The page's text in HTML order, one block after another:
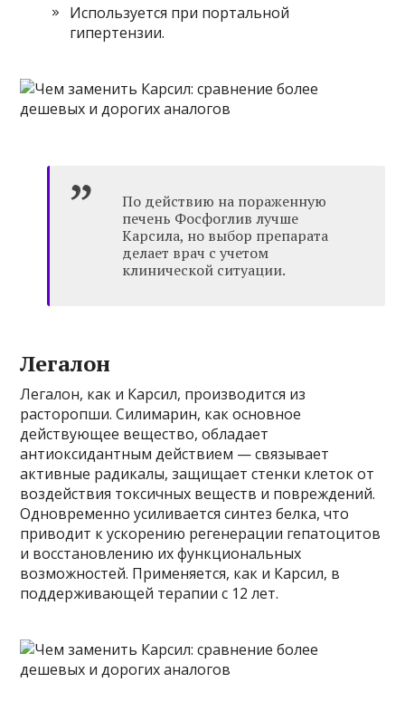
Используется при портальной
гипертензии.
По действию на пораженную
печень Фосфоглив лучше
Карсила, но выбор препарата
делает врач с учетом
клинической ситуации.
Легалон
Легалон, как и Карсил, производится из
расторопши. Силимарин, как основное
действующее вещество, обладает
антиоксидантным действием — связывает
активные радикалы, защищает стенки клеток от
воздействия токсичных веществ и повреждений.
Одновременно усиливается синтез белка, что
приводит к ускорению регенерации гепатоцитов
и восстановлению их функциональных
возможностей. Применяется, как и Карсил, в
поддерживающей терапии с 12 лет.